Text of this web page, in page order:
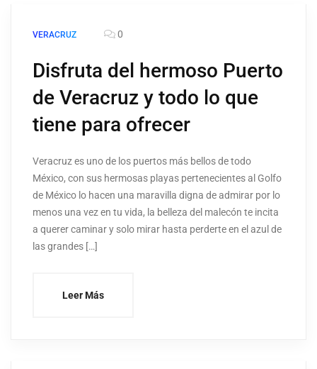
VERACRUZ 0
Disfruta del hermoso Puerto
de Veracruz y todo lo que
tiene para ofrecer
Veracruz es uno de los puertos más bellos de todo
México, con sus hermosas playas pertenecientes al Golfo
de México lo hacen una maravilla digna de admirar por lo
menos una vez en tu vida, la belleza del malecón te incita
a querer caminar y solo mirar hasta perderte en el azul de
las grandes […]
Leer Más